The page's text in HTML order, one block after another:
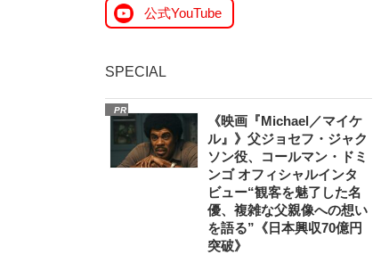
公式YouTube
SPECIAL
PR
《映画『Michael／マイケ
ル』》父ジョセフ・ジャク
ソン役、コールマン・ドミ
ンゴ オフィシャルインタ
ビュー“観客を魅了した名
優、複雑な父親像への想い
を語る”《日本興収70億円
突破》